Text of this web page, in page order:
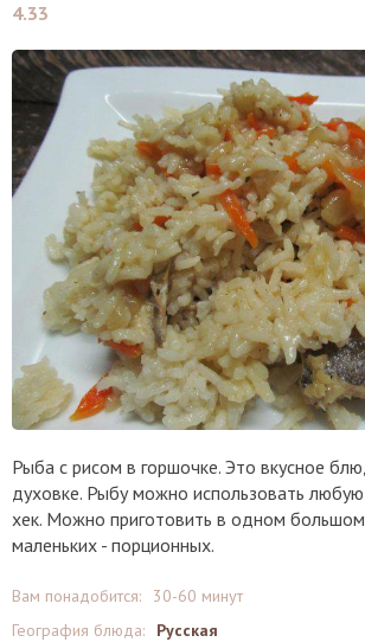
4.33
Рыба с рисом в горшочке. Это вкусное
духовке. Рыбу можно использовать
хек. Можно приготовить в одном
маленьких - порционных.
Вам понадобится:
30-60 минут
География блюда:
Русская